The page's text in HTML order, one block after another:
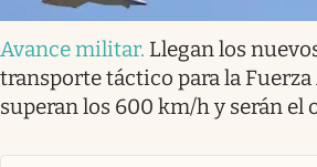
Avance militar. Llegan los
transporte táctico para la Fuerza
superan los 600 km/h y serán el